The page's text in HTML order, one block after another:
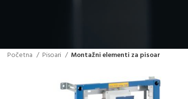
Početna Pisoari Montažni elementi za pisoar